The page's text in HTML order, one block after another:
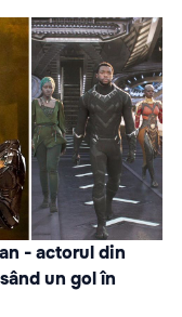
- actorul din
un gol în